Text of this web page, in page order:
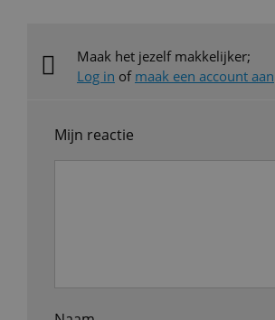
Maak het jezelf makkelijker;
Log in of maak een account aan
Mijn reactie